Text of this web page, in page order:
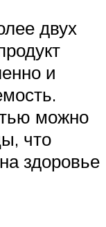
двух
и
можно
что
здоровье